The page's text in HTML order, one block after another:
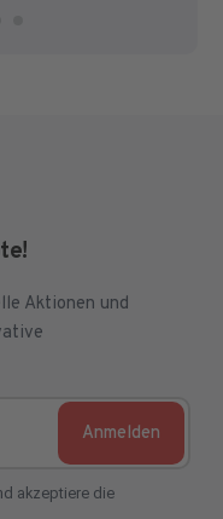
Aktionen und
akzeptiere die
Anmelden